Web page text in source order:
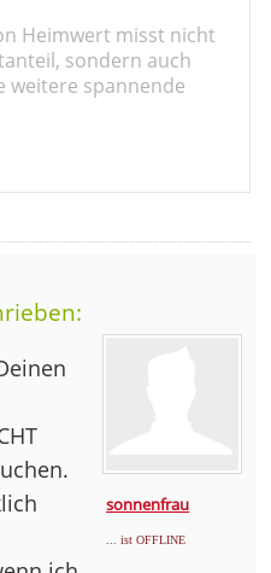
Heimwert misst nicht
sondern auch
weitere spannende
sonnenfrau
... ist OFFLINE